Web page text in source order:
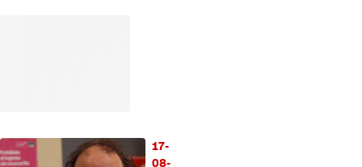
17-
08-